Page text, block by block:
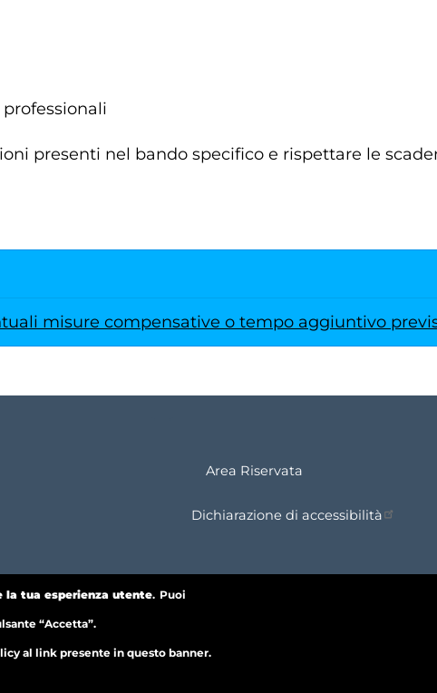
la tua esperienza utente. Puoi
“Accetta”.
al link presente in questo banner.
presenti nel bando specifico e rispettare le
misure compensative o tempo aggiuntivo
Wi-Fi
Area Riservata
Dichiarazione di accessibilità